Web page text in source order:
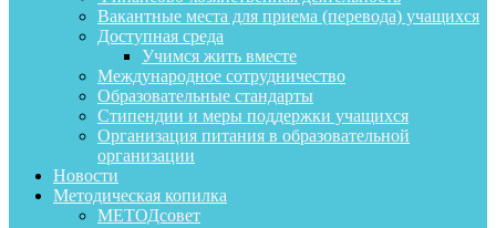
Вакантные места для приема (перевода) учащихся
Доступная среда
Учимся жить вместе
Международное сотрудничество
Образовательные стандарты
Стипендии и меры поддержки учащихся
Организация питания в образовательной
организации
Новости
Методическая копилка
МЕТОДсовет